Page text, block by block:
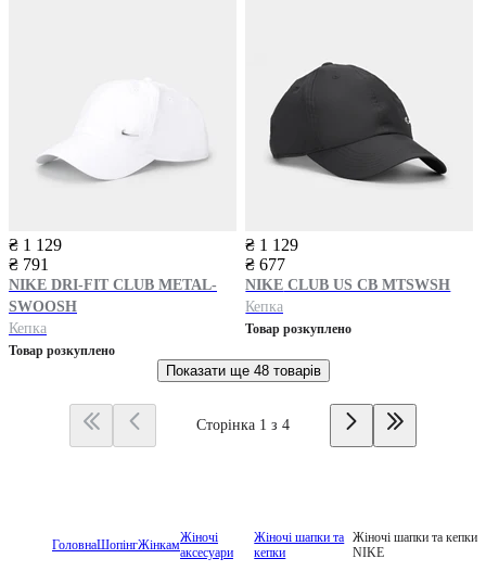
₴ 1 129
₴ 791
NIKE DRI-FIT CLUB METAL-
SWOOSH
Кепка
Товар розкуплено
₴ 1 129
₴ 677
NIKE CLUB US CB MTSWSH
Кепка
Товар розкуплено
Показати ще 48 товарів
Сторінка 1 з 4
ГоловнаШопінгЖінкамЖіночі
аксесуари
Жіночі шапки та
кепки
Жіночі шапки та кепки
NIKE